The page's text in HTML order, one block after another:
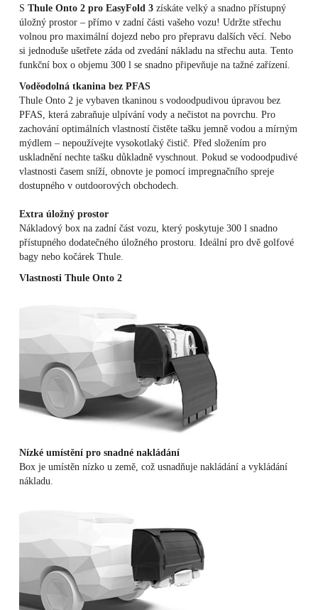
SThule Onto 2 pro EasyFold 3 získáte velký a snadno přístupný
úložný prostor – přímo v zadní části vašeho vozu! Udržte střechu
volnou pro maximální dojezd nebo pro přepravu dalších věcí. Nebo
si jednoduše ušetřete záda od zvedání nákladu na střechu auta. Tento
funkční box o objemu 300 l se snadno připevňuje na tažné zařízení.
Voděodolná tkanina bez PFAS
Thule Onto 2 je vybaven tkaninou s vodoodpudivou úpravou bez
PFAS, která zabraňuje ulpívání vody a nečistot na povrchu. Pro
zachování optimálních vlastností čistěte tašku jemně vodou a mírným
mýdlem – nepoužívejte vysokotlaký čistič. Před složením pro
uskladnění nechte tašku důkladně vyschnout. Pokud se vodoodpudivé
vlastnosti časem sníží, obnovte je pomocí impregnačního spreje
dostupného v outdoorových obchodech.
Extra úložný prostor
Nákladový box na zadní část vozu, který poskytuje 300 l snadno
přístupného dodatečného úložného prostoru. Ideální pro dvě golfové
bagy nebo kočárek Thule.
Vlastnosti Thule Onto 2
Nízké umístění pro snadné nakládání
Box je umístěn nízko u země, což usnadňuje nakládání a vykládání
nákladu.